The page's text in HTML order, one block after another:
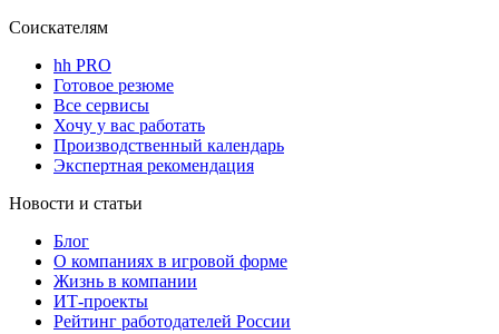
Соискателям
hh PRO
Готовое резюме
Все сервисы
Хочу у вас работать
Производственный календарь
Экспертная рекомендация
Новости и статьи
Блог
О компаниях в игровой форме
Жизнь в компании
ИТ-проекты
Рейтинг работодателей России